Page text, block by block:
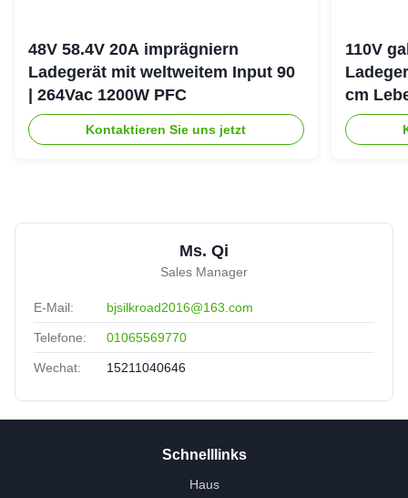
48V 58.4V 20A imprägniern
Ladegerät mit weltweitem Input 90
| 264Vac 1200W PFC
Kontaktieren Sie uns jetzt
110V
cm
Ms. Qi
Sales Manager
E-Mail: bjsilkroad2016@163.com
Telefone: 01065569770
Wechat: 15211040646
Schnelllinks
Haus